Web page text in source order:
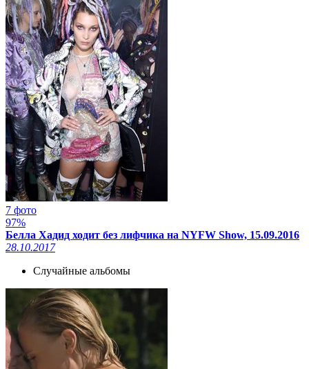
7 фото
97%
Белла Хадид ходит без лифчика на NYFW Show, 15.09.2016
28.10.2017
Случайные альбомы